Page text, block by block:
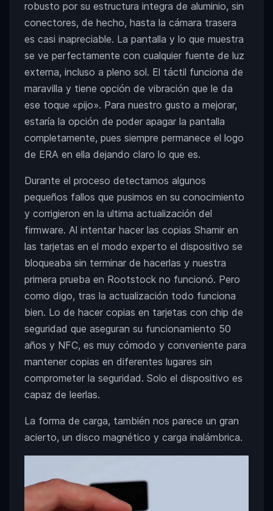
robusto por su estructura integra de aluminio, sin
conectores, de hecho, hasta la cámara trasera
es casi inapreciable. La pantalla y lo que muestra
se ve perfectamente con cualquier fuente de luz
externa, incluso a pleno sol. El táctil funciona de
maravilla y tiene opción de vibración que le da
ese toque «pijo». Para nuestro gusto a mejorar,
estaría la opción de poder apagar la pantalla
completamente, pues siempre permanece el logo
de ERA en ella dejando claro lo que es.
Durante el proceso detectamos algunos
pequeños fallos que pusimos en su conocimiento
y corrigieron en la ultima actualización del
firmware. Al intentar hacer las copias Shamir en
las tarjetas en el modo experto el dispositivo se
bloqueaba sin terminar de hacerlas y nuestra
primera prueba en Rootstock no funcionó. Pero
como digo, tras la actualización todo funciona
bien. Lo de hacer copias en tarjetas con chip de
seguridad que aseguran su funcionamiento 50
años y NFC, es muy cómodo y conveniente para
mantener copias en diferentes lugares sin
comprometer la seguridad. Solo el dispositivo es
capaz de leerlas.
La forma de carga, también nos parece un gran
acierto, un disco magnético y carga inalámbrica.